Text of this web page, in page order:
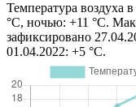
Температура воздуха
°C, ночью: +11 °C.
зафиксировано
01.04.2022: +5 °C.